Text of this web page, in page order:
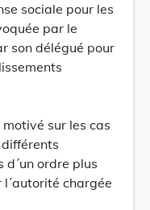
sociale pour les
par le
son délégué pour
sur les cas
d´un ordre plus
chargée